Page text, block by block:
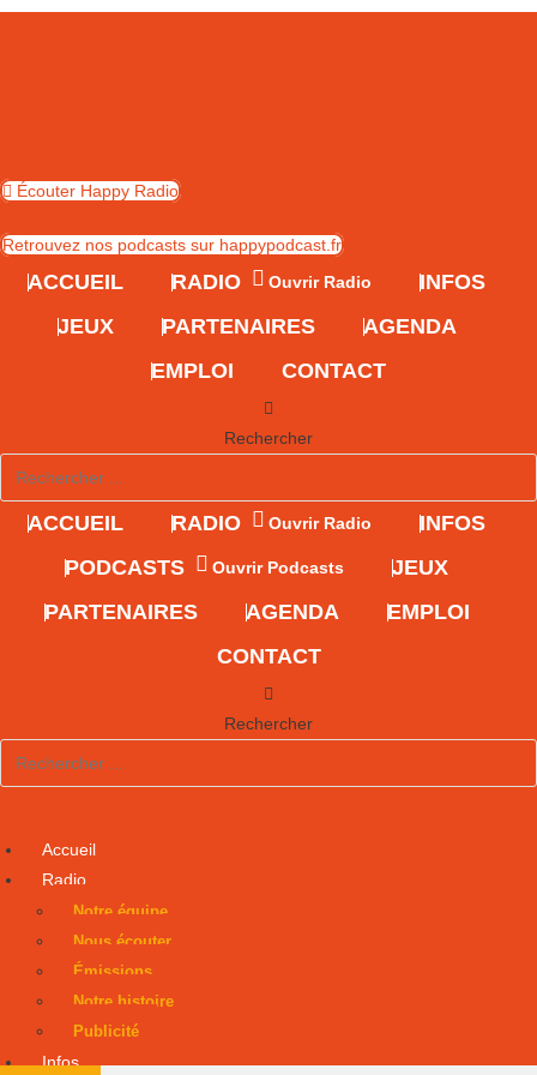
Skip
Écouter Happy Radio
Retrouvez nos podcasts sur happypodcast.fr
ACCUEIL RADIO Ouvrir Radio
INFOS
JEUX
PARTENAIRES
AGENDA
EMPLOI
CONTACT
Rechercher
ACCUEIL RADIO Ouvrir Radio
INFOS
PODCASTS
Ouvrir Podcasts
JEUX
PARTENAIRES
AGENDA
EMPLOI
CONTACT
Rechercher
Accueil
Radio
Notre équipe
Nous écouter
Émissions
Notre histoire
Publicité
Infos